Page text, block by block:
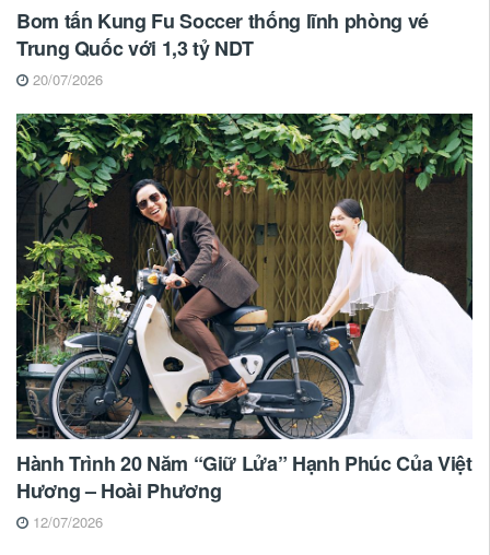
Bom tấn Kung Fu Soccer thống lĩnh phòng vé
Trung Quốc với 1,3 tỷ NDT
20/07/2026
Hành Trình 20 Năm “Giữ Lửa” Hạnh Phúc Của Việt
Hương – Hoài Phương
12/07/2026